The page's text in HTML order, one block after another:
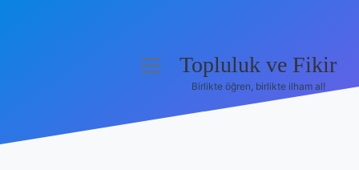
menüyüTopluluk ve Fikir
Birlikte öğren, birlikte ilham al!